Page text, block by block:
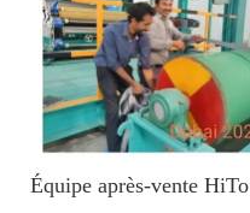
Équipe après-vente HiTo